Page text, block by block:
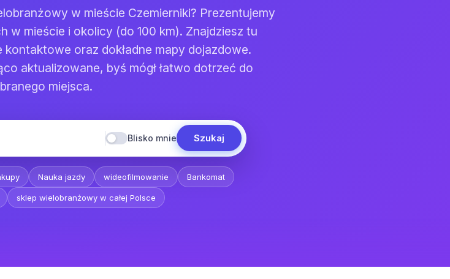
w mieście Czemierniki? Prezentujemy
w mieście i okolicy (do 100 km). Znajdziesz tu
oraz dokładne mapy dojazdowe.
aktualizowane, byś mógł łatwo dotrzeć do
miejsca.
Blisko mnie Szukaj
Nauka jazdy wideofilmowanie Bankomat
sklep wielobranżowy w całej Polsce